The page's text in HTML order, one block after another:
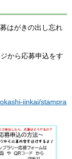
はがきの出し忘れ
から応募申込をす
iinkai/stampra